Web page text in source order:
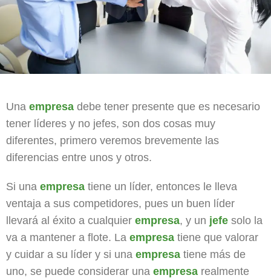
Una empresa debe tener presente que es necesario
tener líderes y no jefes, son dos cosas muy
diferentes, primero veremos brevemente las
diferencias entre unos y otros.
Si una empresa tiene un líder, entonces le lleva
ventaja a sus competidores, pues un buen líder
llevará al éxito a cualquier empresa, y un jefe solo la
va a mantener a flote. La empresa tiene que valorar
y cuidar a su líder y si una empresa tiene más de
uno, se puede considerar una empresa realmente